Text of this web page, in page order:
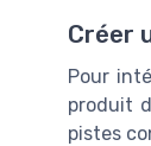
Créer
Pour
produit
pistes